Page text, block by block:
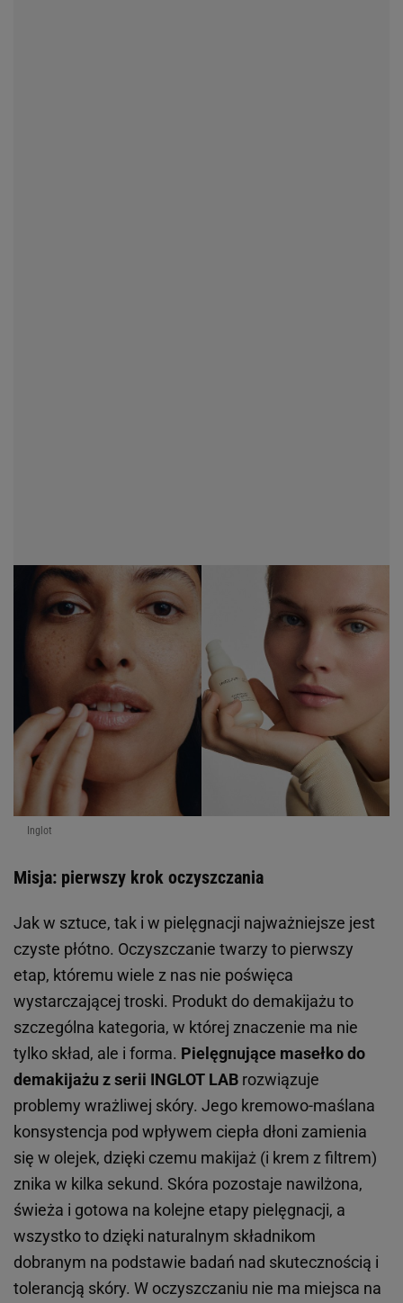
Inglot
Misja: pierwszy krok oczyszczania
Jak w sztuce, tak i w pielęgnacji najważniejsze jest
czyste płótno. Oczyszczanie twarzy to pierwszy
etap, któremu wiele z nas nie poświęca
wystarczającej troski. Produkt do demakijażu to
szczególna kategoria, w której znaczenie ma nie
tylko skład, ale i forma. Pielęgnujące masełko do
demakijażu z serii INGLOT LAB rozwiązuje
problemy wrażliwej skóry. Jego kremowo-maślana
konsystencja pod wpływem ciepła dłoni zamienia
się w olejek, dzięki czemu makijaż (i krem z filtrem)
znika w kilka sekund. Skóra pozostaje nawilżona,
świeża i gotowa na kolejne etapy pielęgnacji, a
wszystko to dzięki naturalnym składnikom
dobranym na podstawie badań nad skutecznością i
tolerancją skóry. W oczyszczaniu nie ma miejsca na